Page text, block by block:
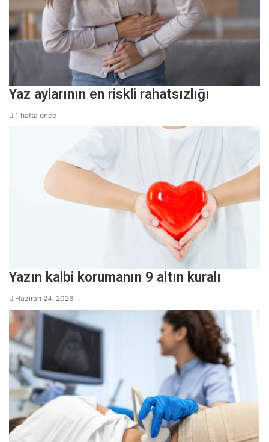
Yaz aylarının en riskli rahatsızlığı
1 hafta önce
Yazın kalbi korumanın 9 altın kuralı
Haziran 24, 2026